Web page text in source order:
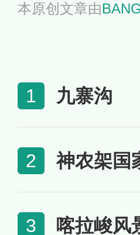
本原创文章由
1 九寨沟
2 神农架国
3 喀拉峻风